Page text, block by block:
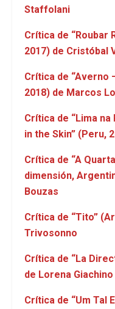
Staffolani
Crítica de “Roubar
2017) de Cristóbal
Crítica de “Averno
2018) de Marcos
Crítica de “Lima
in the Skin” (Peru,
Crítica de “A
dimensión,
Bouzas
Crítica de “Tito”
Trivosonno
Crítica de “La
de Lorena Giachino
Crítica de “Um Tal